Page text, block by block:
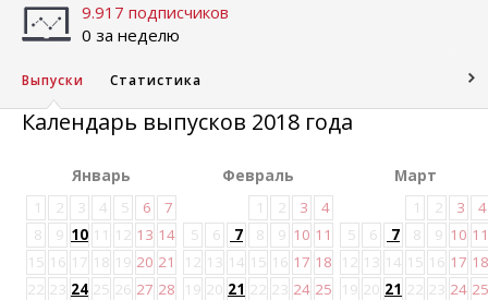
9.917 подписчиков
0 за неделю
Выпуски Статистика
Календарь выпусков 2018 года
Январь
1
2 3 4 5 6
7
8
9 10 11 12 13 14
15 16 17 18 19 20 21
22 23 24 25 26 27 28
Февраль
1
2 3
4
5
6 7 8 9 10 11
12 13 14 15 16 17 18
19 20 21 22 23 24 25
Март
1
2 3
4
5
6 7 8 9 10 11
12 13 14 15 16 17 18
19 20 21 22 23 24 25